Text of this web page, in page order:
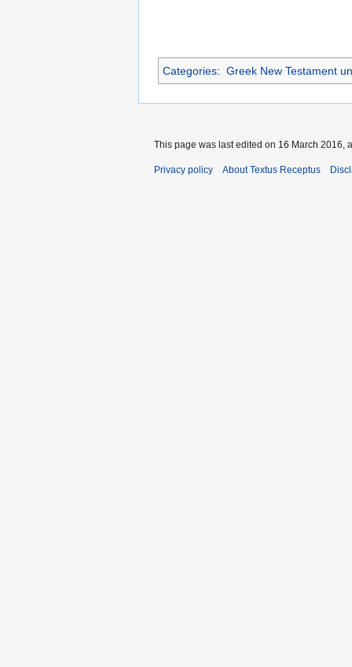
Categories: Greek New Testament
This page was last edited on 16 March 2016,
Privacy policy About Textus Receptus